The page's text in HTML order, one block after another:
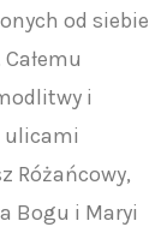
od siebie
i
ulicami
Różańcowy,
Bogu i Maryi